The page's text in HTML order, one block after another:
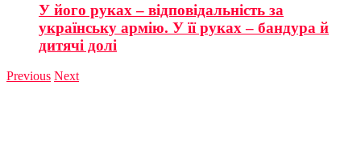
У його руках – відповідальність за
українську армію. У її руках – бандура й
дитячі долі
Previous Next